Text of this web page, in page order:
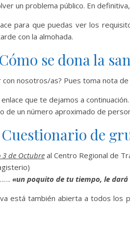
un problema público. En
para que puedas ver los
con la almohada.
se dona la
con nosotros/as? Pues toma nota
que te dejamos a
de un número aproximado de
Cuestionario de
de Octubreal Centro Regional de
«un poquito de tu tiempo, le
está también abierta a todos los